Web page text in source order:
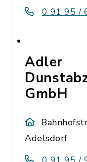
0 91 95 /
Adler
GmbH
Adelsdorf